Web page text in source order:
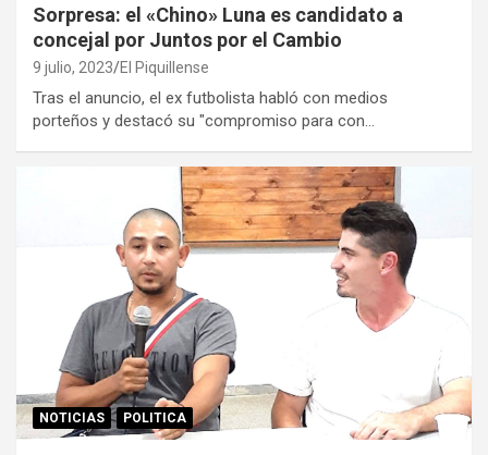
Sorpresa: el «Chino» Luna es candidato a
concejal por Juntos por el Cambio
9 julio, 2023 El Piquillense
Tras el anuncio, el ex futbolista habló con medios
porteños y destacó su "compromiso para con…
NOTICIAS POLITICA